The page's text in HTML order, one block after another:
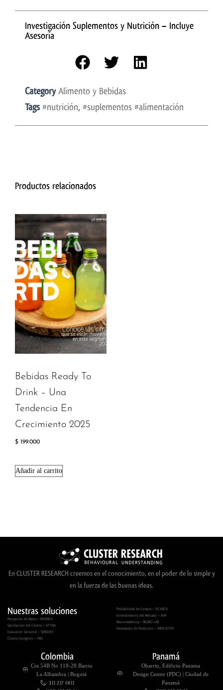
Investigación Suplementos y Nutrición – Incluye
Asesoría
Category Alimento y Bebidas
Tags #nutrición, #suplementos #alimentación
Productos relacionados
Bebidas Ready To
Drink – Una
Tendencia En
Crecimiento 2025
$ 199.000
Añadir al carrito
En CLUSTER RESEARCH creemos en el conocimiento, en el poder de lo simple y
en la fuerza de las buenas ideas.
Nuestras soluciones
Percepción de Marca – BRAND-E
Satisfacción del Cliente – ATYNA
Evaluación Sensorial – SENSORY
Cliente Incógnito – INCI
Probabilidad de Compra – SICANTA
Entendimiento del Mercado – AIM
Neuromarketing – NEURO LAB
Desempeño de Productos – INDICATOR
Colombia
Cra 54B No 118-28 Barrio
La Alhambra | Bogotá
311 217 6811
Panamá
Obarrio, Edificio Panama
Design Center (PDC) | Ciudad de
Panamá